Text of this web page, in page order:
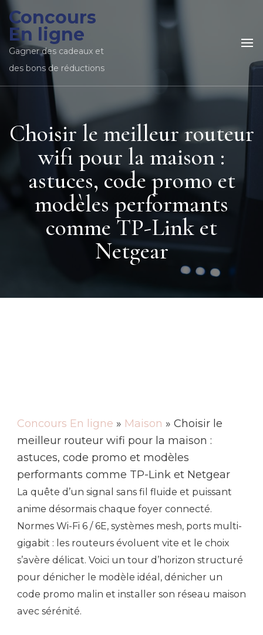
Concours
En ligne
Gagner des cadeaux et
des bons de réductions
Choisir le meilleur routeur
wifi pour la maison :
astuces, code promo et
modèles performants
comme TP-Link et
Netgear
Concours En ligne » Maison » Choisir le
meilleur routeur wifi pour la maison :
astuces, code promo et modèles
performants comme TP-Link et Netgear
La quête d’un signal sans fil fluide et puissant
anime désormais chaque foyer connecté.
Normes Wi-Fi 6 / 6E, systèmes mesh, ports multi-
gigabit : les routeurs évoluent vite et le choix
s’avère délicat. Voici un tour d’horizon structuré
pour dénicher le modèle idéal, dénicher un
code promo malin et installer son réseau maison
avec sérénité.